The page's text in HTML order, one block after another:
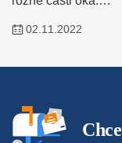
02.11.2022